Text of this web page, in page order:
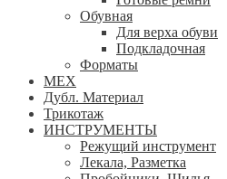
Обувная
Для верха обуви
Подкладочная
Форматы
МЕХ
Дубл. Материал
Трикотаж
ИНСТРУМЕНТЫ
Режущий инструмент
Лекала, Разметка